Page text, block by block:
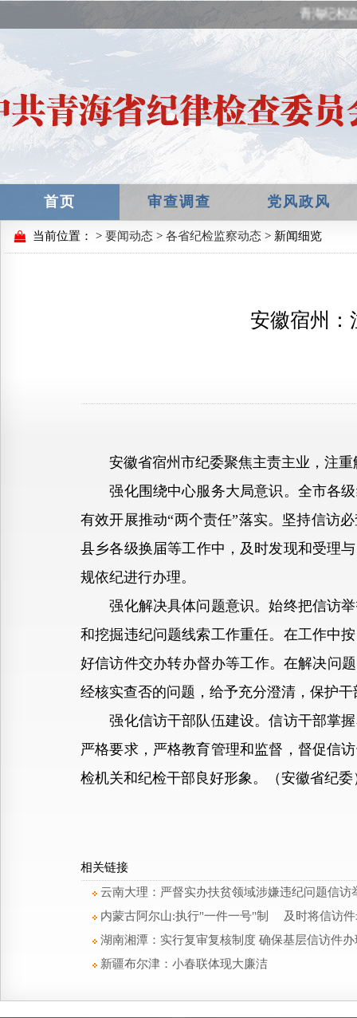
青海纪检
首页 审查调查 党风政风
当前位置： > 要闻动态 > 各省纪检监察动态 > 新闻细览
安徽宿州：
安徽省宿州市纪委聚焦主责主业，注重
强化围绕中心服务大局意识。全市各级
有效开展推动“两个责任”落实。坚持信访
县乡各级换届等工作中，及时发现和受理
规依纪进行办理。
强化解决具体问题意识。始终把信访举
和挖掘违纪问题线索工作重任。在工作中
好信访件交办转办督办等工作。在解决问
经核实查否的问题，给予充分澄清，保护
强化信访干部队伍建设。信访干部掌握
严格要求，严格教育管理和监督，督促信
检机关和纪检干部良好形象。（安徽省纪委
相关链接
云南大理：严督实办扶贫领域涉嫌违纪问题信访
内蒙古阿尔山:执行"一件一号"制 及时将信访件
湖南湘潭：实行复审复核制度 确保基层信访件
新疆布尔津：小春联体现大廉洁